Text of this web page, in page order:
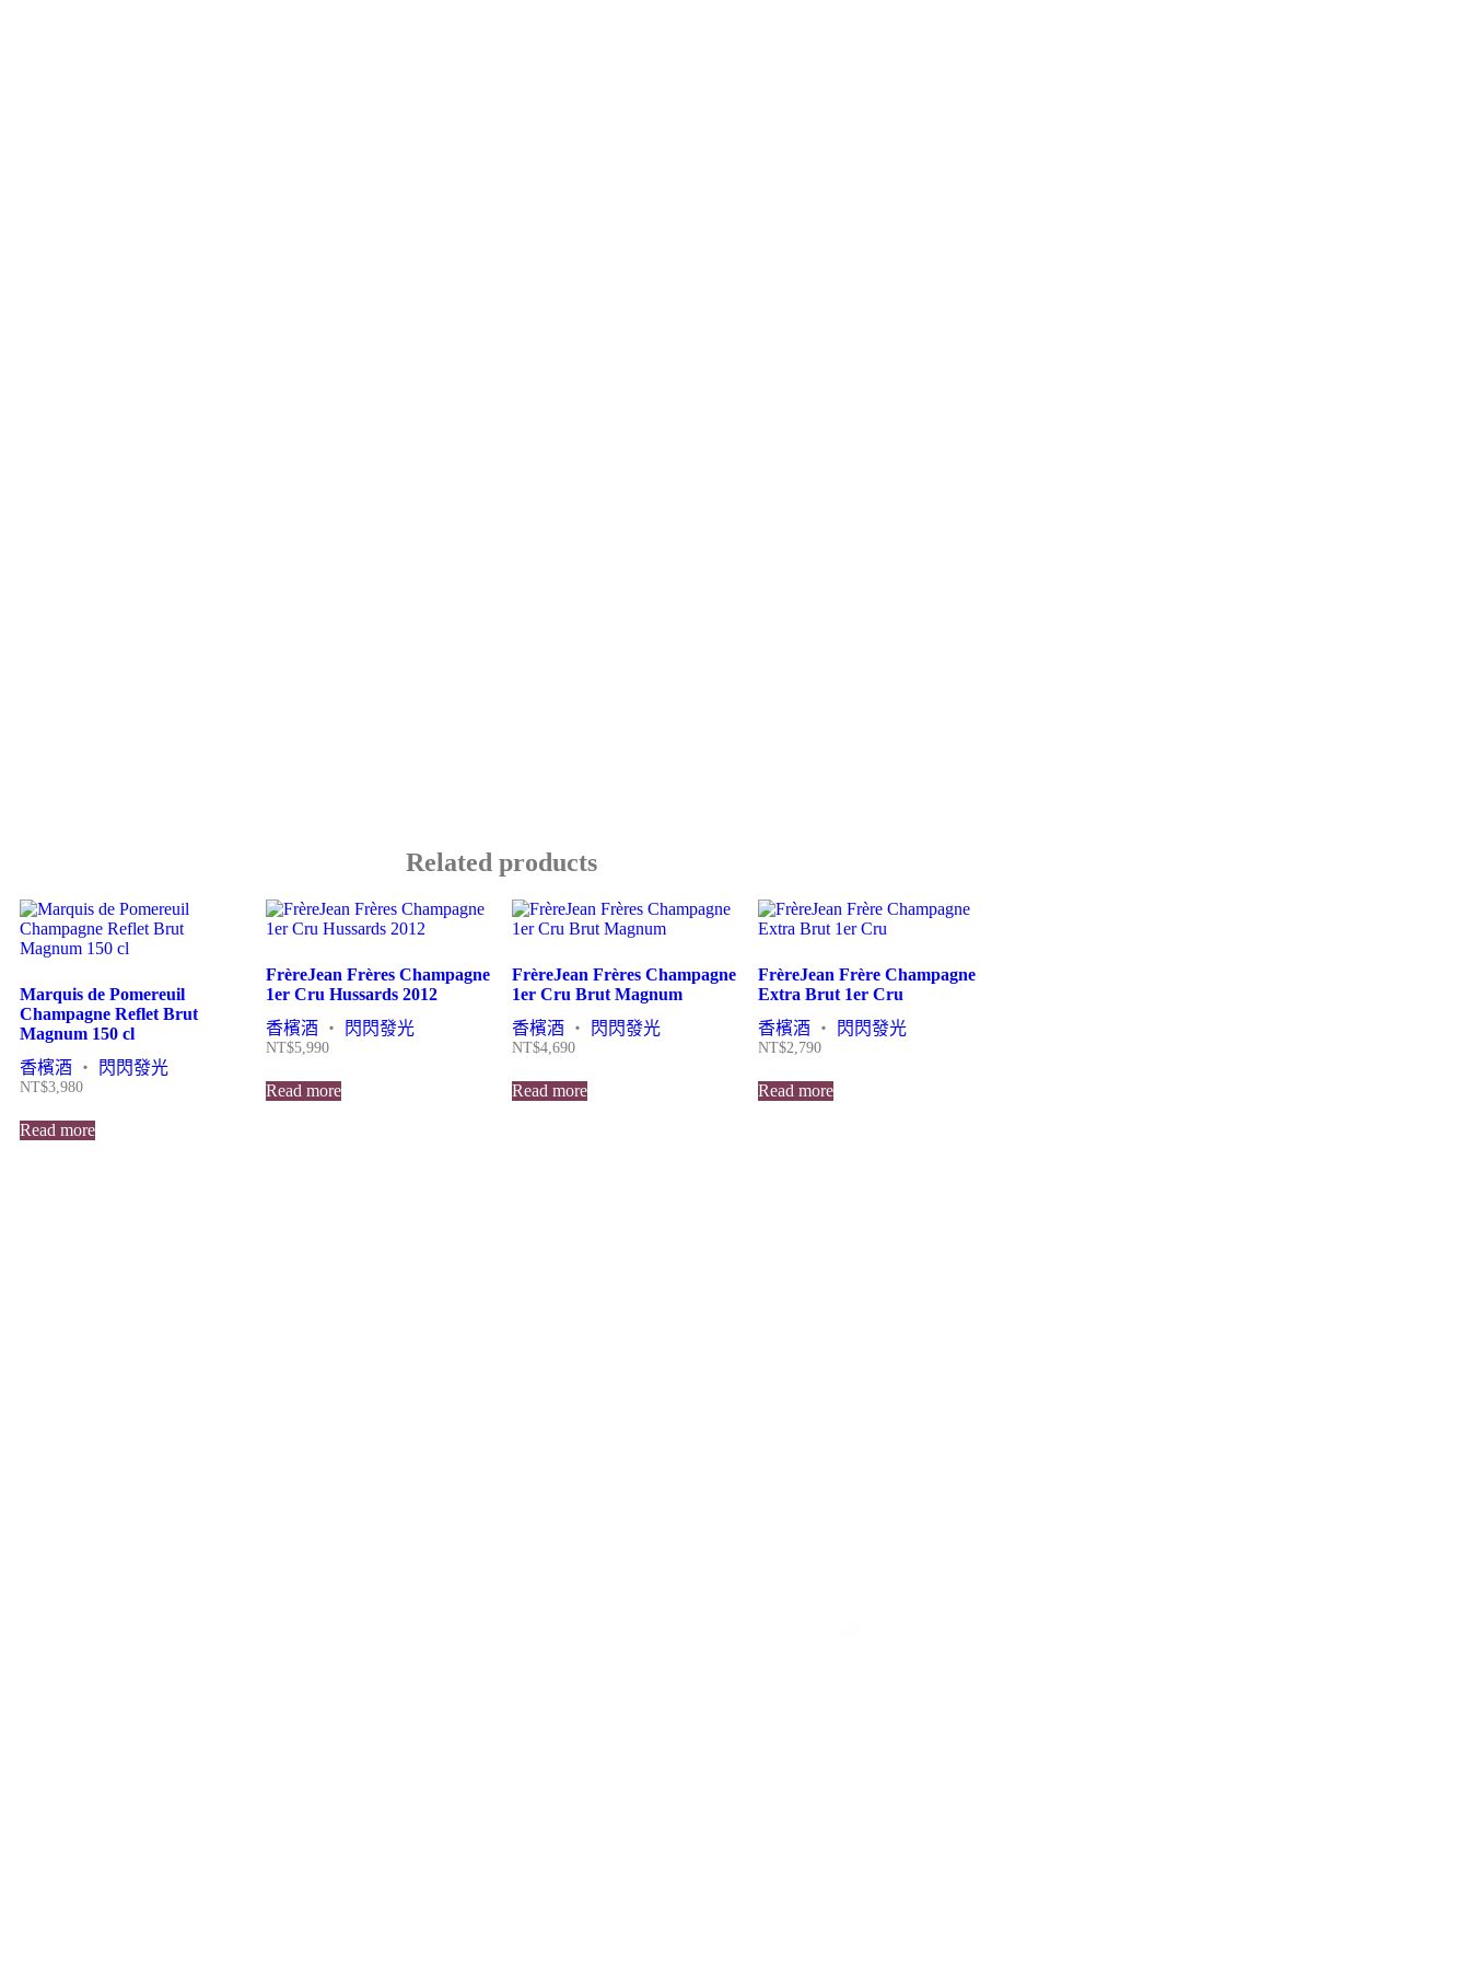
Related products
Marquis de Pomereuil
Champagne Reflet Brut
Magnum 150 cl
香檳酒 ・ 閃閃發光
NT$3,980
Read more
FrèreJean Frères Champagne
1er Cru Hussards 2012
香檳酒 ・ 閃閃發光
NT$5,990
Read more
FrèreJean Frères Champagne
1er Cru Brut Magnum
香檳酒 ・ 閃閃發光
NT$4,690
Read more
FrèreJean Frère Champagne
Extra Brut 1er Cru
香檳酒 ・ 閃閃發光
NT$2,790
Read more